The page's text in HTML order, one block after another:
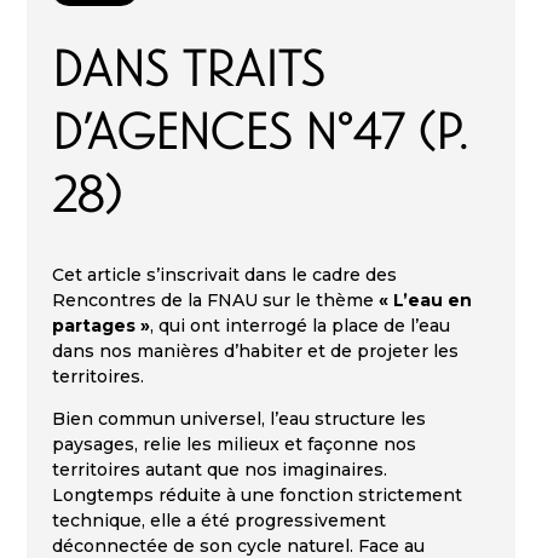
Dans Traits
d’agences n°47 (p.
28)
Cet article s’inscrivait dans le cadre des
Rencontres de la FNAU sur le thème « L’eau en
partages », qui ont interrogé la place de l’eau
dans nos manières d’habiter et de projeter les
territoires.
Bien commun universel, l’eau structure les
paysages, relie les milieux et façonne nos
territoires autant que nos imaginaires.
Longtemps réduite à une fonction strictement
technique, elle a été progressivement
déconnectée de son cycle naturel. Face au